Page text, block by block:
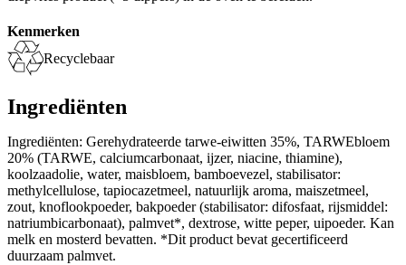
Kenmerken
Recyclebaar
Ingrediënten
Ingrediënten: Gerehydrateerde tarwe-eiwitten 35%, TARWEbloem
20% (TARWE, calciumcarbonaat, ijzer, niacine, thiamine),
koolzaadolie, water, maisbloem, bamboevezel, stabilisator:
methylcellulose, tapiocazetmeel, natuurlijk aroma, maiszetmeel,
zout, knoflookpoeder, bakpoeder (stabilisator: difosfaat, rijsmiddel:
natriumbicarbonaat), palmvet*, dextrose, witte peper, uipoeder. Kan
melk en mosterd bevatten. *Dit product bevat gecertificeerd
duurzaam palmvet.